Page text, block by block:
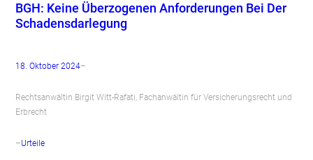
BGH: Keine Überzogenen Anforderungen Bei Der
Schadensdarlegung
18. Oktober 2024–
Rechtsanwältin Birgit Witt-Rafati, Fachanwältin für Versicherungsrecht und
Erbrecht
–Urteile